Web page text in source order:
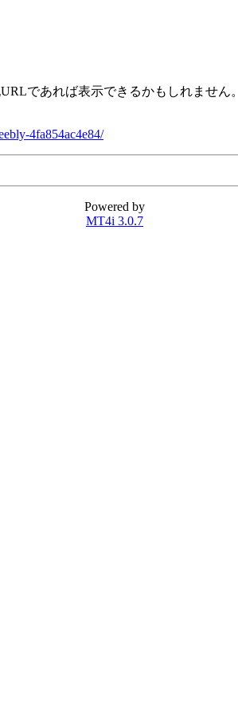
であれば表示できるかもしれません。
4fa854ac4e84/
Powered by
MT4i 3.0.7